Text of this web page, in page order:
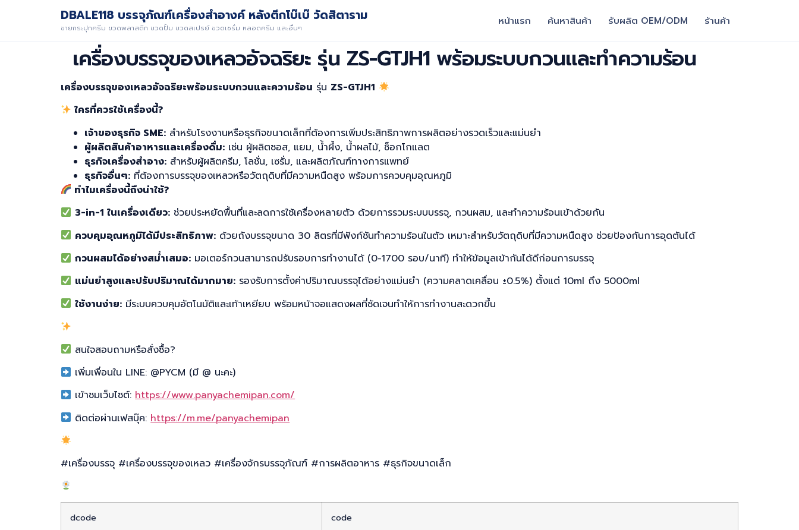
DBALE118 บรรจุภัณฑ์เครื่องสำอางค์ หลังตึกโบ๊เบ๊ วัดสิตาราม
ขายกระปุกครีม ขวดพลาสติก ขวดปั้ม ขวดสเปรย์ ขวดเซรั่ม หลอดครีม และอื่นๆ
หน้าแรก ค้นหาสินค้า รับผลิต OEM/ODM ร้านค้า
เครื่องบรรจุของเหลวอัจฉริยะ รุ่น ZS-GTJH1 พร้อมระบบกวนและทำความร้อน
เครื่องบรรจุของเหลวอัจฉริยะพร้อมระบบกวนและความร้อน รุ่น ZS-GTJH1
ใครที่ควรใช้เครื่องนี้?
เจ้าของธุรกิจ SME: สำหรับโรงงานหรือธุรกิจขนาดเล็กที่ต้องการเพิ่มประสิทธิภาพการผลิตอย่างรวดเร็วและแม่นยำ
ผู้ผลิตสินค้าอาหารและเครื่องดื่ม: เช่น ผู้ผลิตซอส, แยม, น้ำผึ้ง, น้ำผลไม้, ช็อกโกแลต
ธุรกิจเครื่องสำอาง: สำหรับผู้ผลิตครีม, โลชั่น, เซรั่ม, และผลิตภัณฑ์ทางการแพทย์
ธุรกิจอื่นๆ: ที่ต้องการบรรจุของเหลวหรือวัตถุดิบที่มีความหนืดสูง พร้อมการควบคุมอุณหภูมิ
ทำไมเครื่องนี้ถึงน่าใช้?
3-in-1 ในเครื่องเดียว: ช่วยประหยัดพื้นที่และลดการใช้เครื่องหลายตัว ด้วยการรวมระบบบรรจุ, กวนผสม, และทำความร้อนเข้าด้วยกัน
ควบคุมอุณหภูมิได้มีประสิทธิภาพ: ด้วยถังบรรจุขนาด 30 ลิตรที่มีฟังก์ชันทำความร้อนในตัว เหมาะสำหรับวัตถุดิบที่มีความหนืดสูง ช่วยป้องกันการอุดตันได้
กวนผสมได้อย่างสม่ำเสมอ: มอเตอร์กวนสามารถปรับรอบการทำงานได้ (0-1700 รอบ/นาที) ทำให้ข้อมูลเข้ากันได้ดีก่อนการบรรจุ
แม่นยำสูงและปรับปริมาณได้มากมาย: รองรับการตั้งค่าปริมาณบรรจุได้อย่างแม่นยำ (ความคลาดเคลื่อน ±0.5%) ตั้งแต่ 10ml ถึง 5000ml
ใช้งานง่าย: มีระบบควบคุมอัตโนมัติและเท้าเหยียบ พร้อมหน้าจอแสดงผลที่ชัดเจนทำให้การทำงานสะดวกขึ้น
สนใจสอบถามหรือสั่งซื้อ?
เพิ่มเพื่อนใน LINE: @PYCM (มี @ นะคะ)
เข้าชมเว็บไซต์:https://www.panyachemipan.com/
ติดต่อผ่านเฟสบุ๊ค: https://m.me/panyachemipan
#เครื่องบรรจุ #เครื่องบรรจุของเหลว #เครื่องจักรบรรจุภัณฑ์ #การผลิตอาหาร #ธุรกิจขนาดเล็ก
dcode code